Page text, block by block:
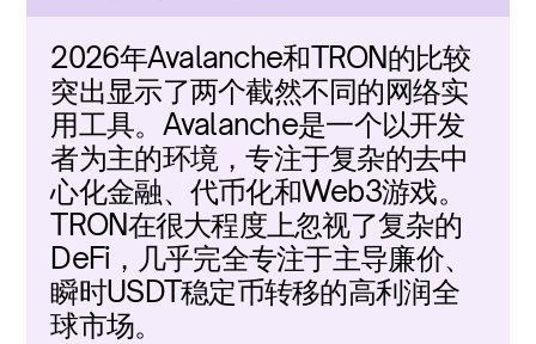
2026年Avalanche和TRON的比较
突出显示了两个截然不同的网络实
用工具。Avalanche是一个以开发
者为主的环境，专注于复杂的去中
心化金融、代币化和Web3游戏。
TRON在很大程度上忽视了复杂的
DeFi，几乎完全专注于主导廉价、
瞬时USDT稳定币转移的高利润全
球市场。